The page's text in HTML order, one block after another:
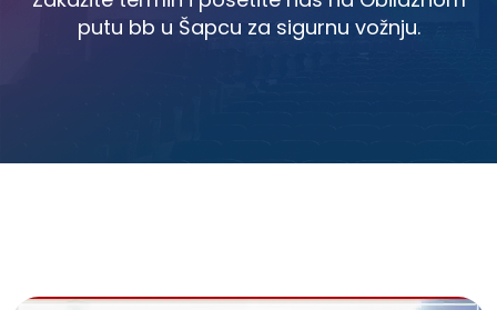
putu bb u Šapcu za sigurnu vožnju.